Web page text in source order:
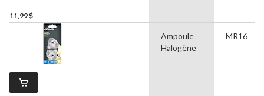
11,99 $
Ampoule
Halogène
MR16